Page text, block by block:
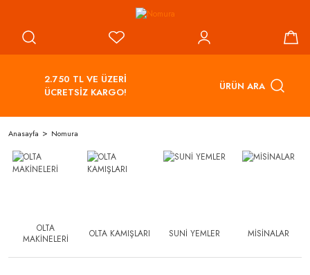
2.750 TL VE ÜZERİ
ÜCRETSİZ KARGO!
ÜRÜN ARA
Anasayfa Nomura
OLTA
MAKİNELERİ
OLTA KAMIŞLARI SUNİ YEMLER MİSİNALAR